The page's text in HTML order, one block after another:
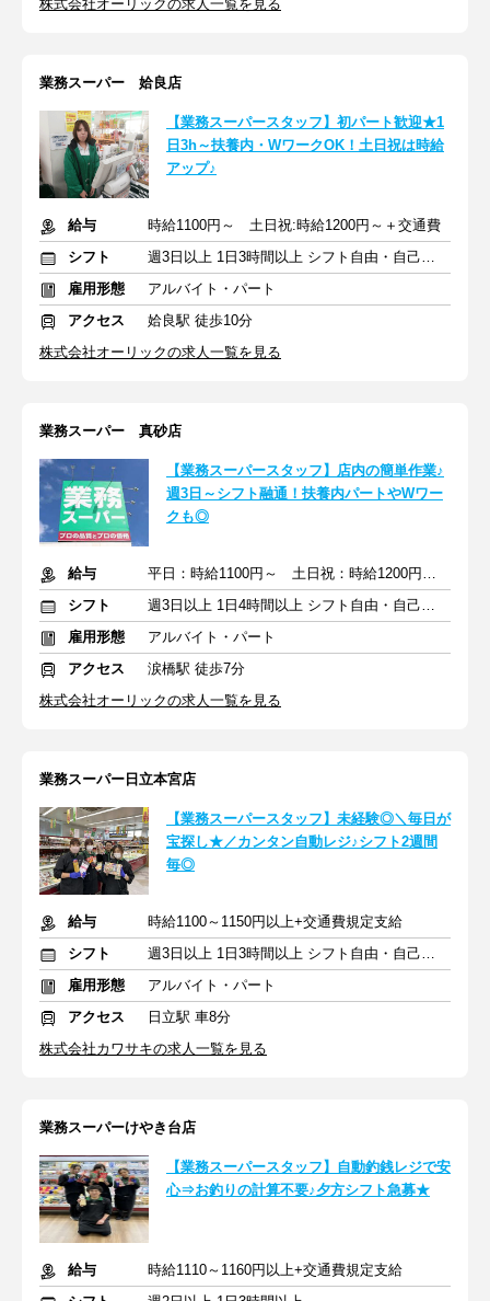
株式会社オーリックの求人一覧を見る
業務スーパー 姶良店
【業務スーパースタッフ】初パート歓迎★1
日3h～扶養内・WワークOK！土日祝は時給
アップ♪
給与
時給1100円～ 土日祝:時給1200円～＋交通費
シフト
週3日以上 1日3時間以上 シフト自由・自己申告
雇用形態
アルバイト・パート
アクセス
姶良駅 徒歩10分
株式会社オーリックの求人一覧を見る
業務スーパー 真砂店
【業務スーパースタッフ】店内の簡単作業♪
週3日～シフト融通！扶養内パートやWワー
クも◎
給与
平日：時給1100円～ 土日祝：時給1200円～＋交通費
シフト
週3日以上 1日4時間以上 シフト自由・自己申告
雇用形態
アルバイト・パート
アクセス
涙橋駅 徒歩7分
株式会社オーリックの求人一覧を見る
業務スーパー日立本宮店
【業務スーパースタッフ】未経験◎＼毎日が
宝探し★／カンタン自動レジ♪シフト2週間
毎◎
給与
時給1100～1150円以上+交通費規定支給
シフト
週3日以上 1日3時間以上 シフト自由・自己申告
雇用形態
アルバイト・パート
アクセス
日立駅 車8分
株式会社カワサキの求人一覧を見る
業務スーパーけやき台店
【業務スーパースタッフ】自動釣銭レジで安
心⇒お釣りの計算不要♪夕方シフト急募★
給与
時給1110～1160円以上+交通費規定支給